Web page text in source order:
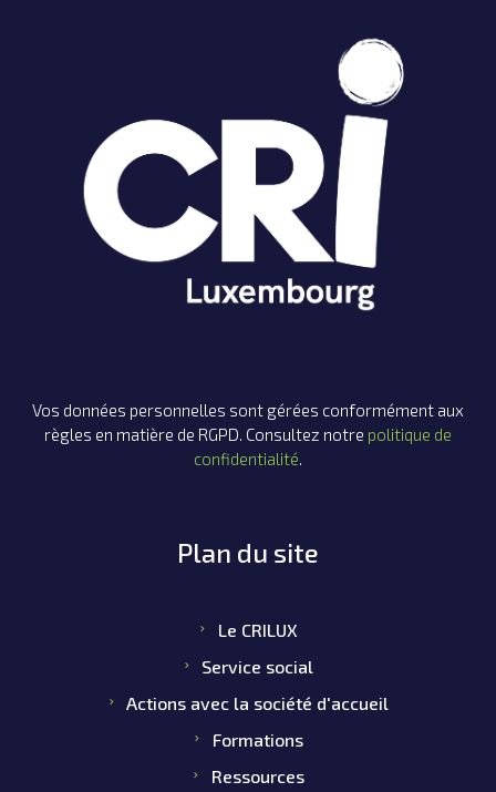
Vos données personnelles sont gérées conformément aux
règles en matière de RGPD. Consultez notre politique de
confidentialité.
Plan du site
Le CRILUX
Service social
Actions avec la société d'accueil
Formations
Ressources